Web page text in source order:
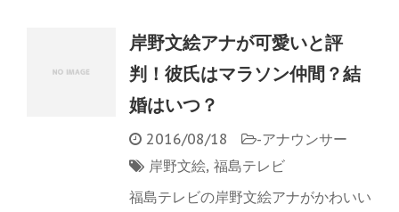
岸野文絵アナが可愛いと評
判！彼氏はマラソン仲間？結
婚はいつ？
2016/08/18 -アナウンサー
岸野文絵, 福島テレビ
福島テレビの岸野文絵アナがかわいい